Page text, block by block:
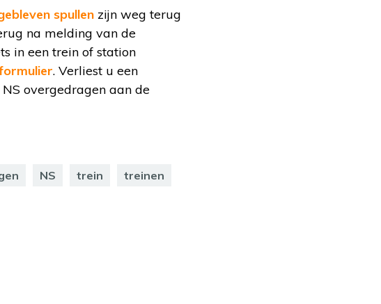
spullen zijn weg terug
na melding van de
in een trein of station
. Verliest u een
overgedragen aan de
NS trein treinen